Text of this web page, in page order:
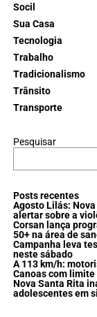
Socil
Sua Casa
Tecnologia
Trabalho
Tradicionalismo
Trânsito
Transporte
Pesquisar
Posts recentes
Agosto Lilás:
alertar sobre a
Corsan lança
50+ na área de
Campanha leva
neste sábado
A 113 km/h:
Canoas com limite
Nova Santa Rita
adolescentes em